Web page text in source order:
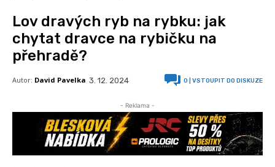
Lov dravých ryb na rybku: jak
chytat dravce na rybičku na
přehradě?
Autor: David Pavelka 3. 12. 2024 0 | VSTOUPIT DO DISKUZE
- Reklama -